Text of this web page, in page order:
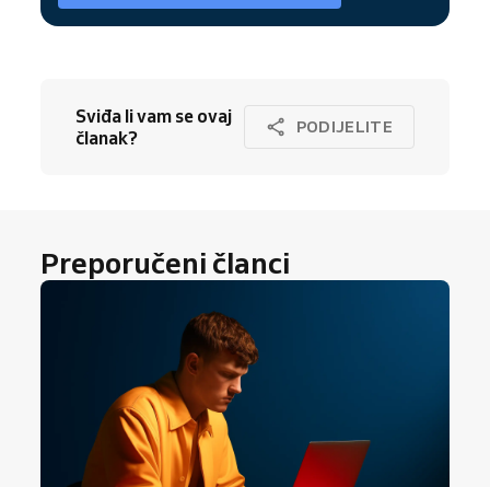
Sviđa li vam se ovaj
članak?
PODIJELITE
Preporučeni članci